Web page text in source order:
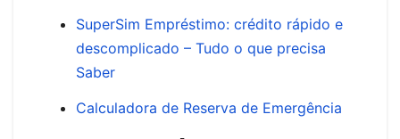
SuperSim Empréstimo: crédito rápido e
descomplicado – Tudo o que precisa
Saber
Calculadora de Reserva de Emergência